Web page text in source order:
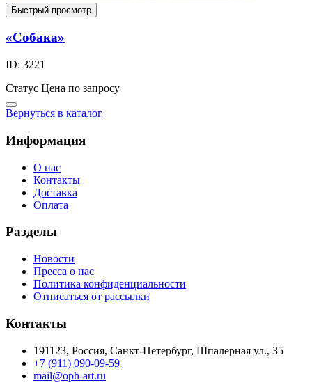
Быстрый просмотр
«Собака»
ID: 3221
Статус Цена по запросу
Вернуться в каталог
Информация
О нас
Контакты
Доставка
Оплата
Разделы
Новости
Пресса о нас
Политика конфиденциальности
Отписаться от рассылки
Контакты
191123, Россия, Санкт-Петербург, Шпалерная ул., 35
+7 (911) 090-09-59
mail@oph-art.ru